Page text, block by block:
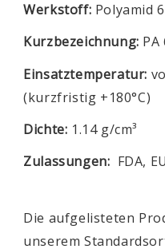
Werkstoff: Polyamid
Kurzbezeichnung: PA
Einsatztemperatur:
(kurzfristig +180°C)
Dichte: 1.14 g/cm³
Zulassungen: FDA,
Die aufgelisteten
unserem